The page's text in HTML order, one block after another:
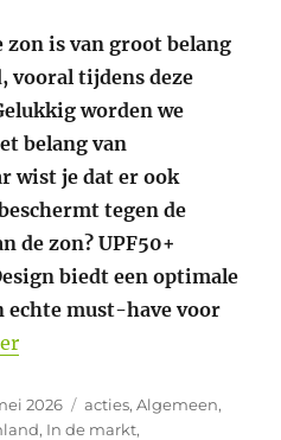
zon is van groot belang
vooral tijdens deze
worden we
belang van
wist je dat er ook
tegen de
de zon? UPF50+
biedt een optimale
echte must-have voor
“UPF50+ kleding van
2026 Categorieën
acties,Algemeen,
, In de markt,